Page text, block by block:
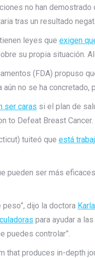
no han
tras un resultado
leyes que exigen
su propia situación.
(FDA) propuso
no se ha
ser caras si el plan de
to Defeat Breast Cancer.
tuiteó que está
pueden ser más
dijo la doctora
para ayudar a
puedes controlar”.
that produces in-depth